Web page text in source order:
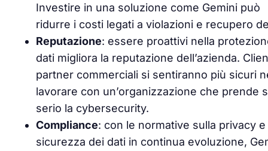
Investire in una soluzione come Gemini può
ridurre i costi legati a violazioni e recupero
Reputazione: essere proattivi nella
dati migliora la reputazione dell’azienda.
partner commerciali si sentiranno più sicuri
lavorare con un’organizzazione che prende
serio la cybersecurity.
Compliance: con le normative sulla privacy e
sicurezza dei dati in continua evoluzione,